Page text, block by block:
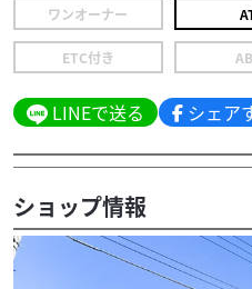
ワンオーナー
ETC付き
LINEで送る シェア
ショップ情報